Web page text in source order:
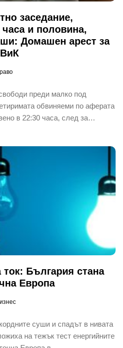
заседание,
и половина,
Домашен арест за
преди малко под
обвиняеми по аферата
в 22:30 часа, след за…
ток: България стана
Европа
суши и спадът в нивата
на тежък тест енергийните